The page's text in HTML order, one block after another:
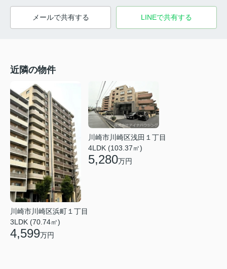
メールで共有する LINEで共有する
近隣の物件
川崎市川崎区浜町１丁目
3LDK (70.74㎡)
4,599万円
川崎市川崎区浅田１丁目
4LDK (103.37㎡)
5,280万円